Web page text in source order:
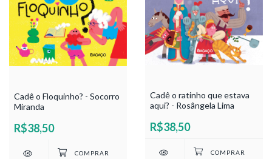
Cadê o Floquinho? - Socorro
Miranda
R$38,50
Cadê o ratinho que estava
aqui? - Rosângela Lima
R$38,50